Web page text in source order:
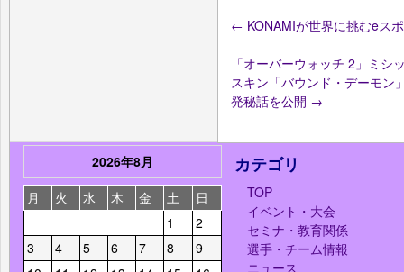
← KONAMIが世界に挑むeス
「オーバーウォッチ 2」ミ
スキン「バウンド・デーモン
発秘話を公開 →
2026年8月
月
火 水 木 金 土
日
1
2
3
4 5 6 7 8
9
カテゴリ
TOP
イベント・大会
セミナ・教育関係
選手・チーム情報
ニュース